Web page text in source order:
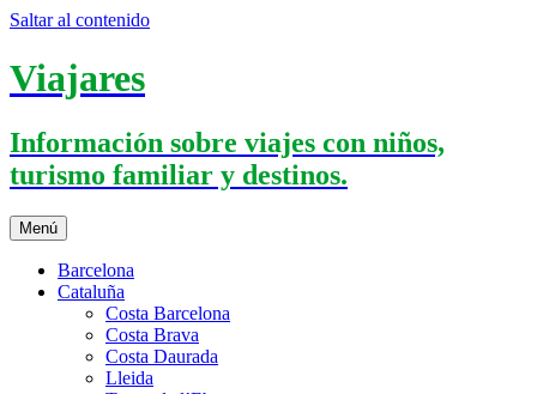
Saltar al contenido
Viajares
Información sobre viajes con niños,
turismo familiar y destinos.
Menú
Barcelona
Cataluña
Costa Barcelona
Costa Brava
Costa Daurada
Lleida